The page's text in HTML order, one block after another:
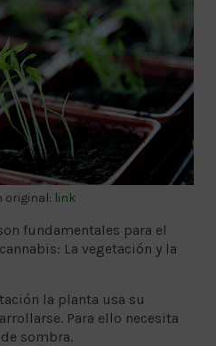
original: link
fundamentales para el
La vegetación y la
la planta usa su
Para ello necesita
sombra.